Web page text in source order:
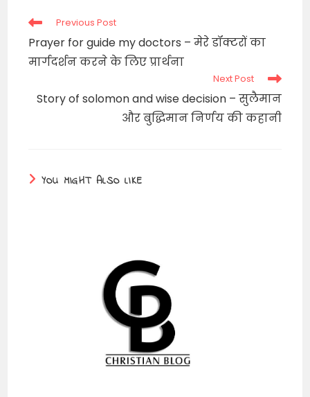
Read
articles
Previous Post
Prayer for guide my doctors – मेरे डॉक्टरों का
मार्गदर्शन करने के लिए प्रार्थना
Next Post
Story of solomon and wise decision – सुलैमान
और बुद्धिमान निर्णय की कहानी
YOU MIGHT ALSO LIKE